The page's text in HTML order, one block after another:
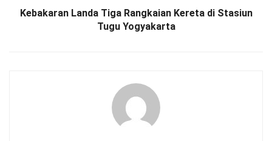
Kebakaran Landa Tiga Rangkaian Kereta di Stasiun
Tugu Yogyakarta